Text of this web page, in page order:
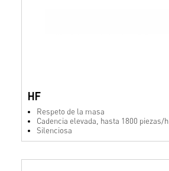
HF
Respeto de la masa
Cadencia elevada, hasta 1800 piezas/h
Silenciosa